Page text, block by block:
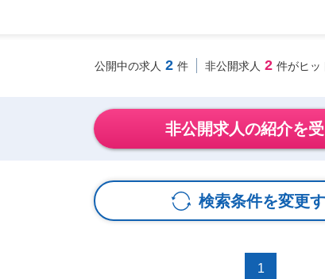
公開中の求人 2 件 非公開求人 2 件がヒッ
非公開求人の紹介を
検索条件を変更
1